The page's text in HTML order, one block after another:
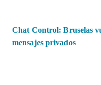
Chat Control: Bruselas
mensajes privados